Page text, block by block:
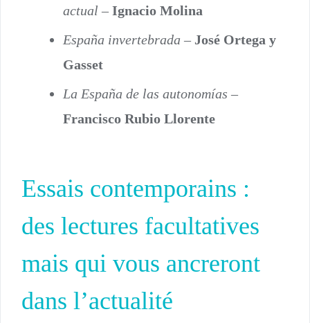
actual – Ignacio Molina
España invertebrada – José Ortega y
Gasset
La España de las autonomías –
Francisco Rubio Llorente
Essais contemporains :
des lectures facultatives
mais qui vous ancreront
dans l’actualité